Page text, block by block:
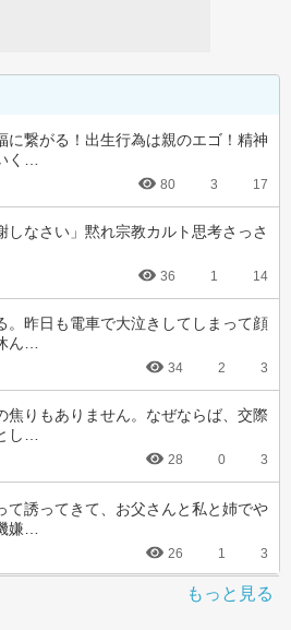
に繋がる！出生行為は親のエゴ！精神
く…
80 3 17
しなさい」黙れ宗教カルト思考さっさ
36 1 14
。昨日も電車で大泣きしてしまって顔
ん…
34 2 3
焦りもありません。なぜならば、交際
し…
28 0 3
て誘ってきて、お父さんと私と姉でや
嫌…
26 1 3
もっと見る